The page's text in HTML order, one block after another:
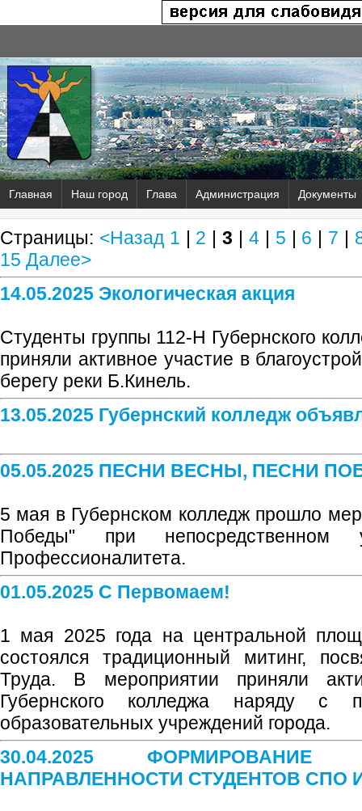
Главная Наш город Глава Администрация Документы
Страницы: <Назад 1 | 2 |3 | 4| 5 | 6 | 7 |
15 Далее>
14.05.2025 Экологическая акция
Студенты группы 112-Н Губернского
приняли активное участие в
берегу реки Б.Кинель.
13.05.2025 Губернский колледж
05.05.2025 ПЕСНИ ВЕСНЫ, ПЕСНИ
5 мая в Губернском колледж прошло
Победы" при непосредственном
Профессионалитета.
01.05.2025 С Первомаем!
1 мая 2025 года на центральной
состоялся традиционный митинг,
Труда. В мероприятии приняли
Губернского колледжа наряду с
образовательных учреждений города.
30.04.2025 ФОРМИРОВАНИЕ
НАПРАВЛЕННОСТИ СТУДЕНТОВ СПО